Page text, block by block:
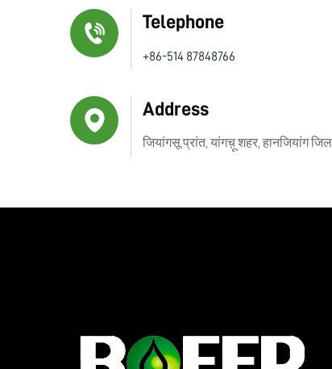
Telephone
+86-514 87848766
Address
जियांगसू प्रांत, यांगच़ू शहर, हानजियांग